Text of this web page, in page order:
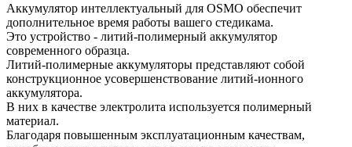
Аккумулятор интеллектуальный для OSMO обеспечит
дополнительное время работы вашего стедикама.
Это устройство - литий-полимерный аккумулятор
современного образца.
Литий-полимерные аккумуляторы представляют собой
конструкционное усовершенствование литий-ионного
аккумулятора.
В них в качестве электролита используется полимерный
материал.
Благодаря повышенным эксплуатационным качествам,